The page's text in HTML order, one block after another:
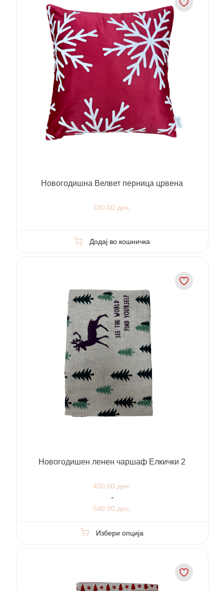
Новогодишна Велвет перница црвена
330.00 ден.
Додај во кошничка
Новогодишен ленен чаршаф Елкички 2
400.00 ден.
-
540.00 ден.
Избери опција